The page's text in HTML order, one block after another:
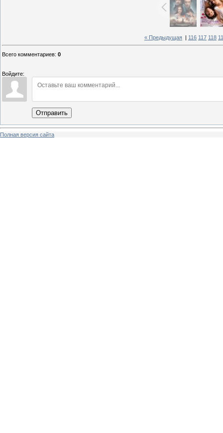
« Предыдущая 116 117 118
Всего комментариев: 0
Войдите:
Отправить
Полная версия сайта